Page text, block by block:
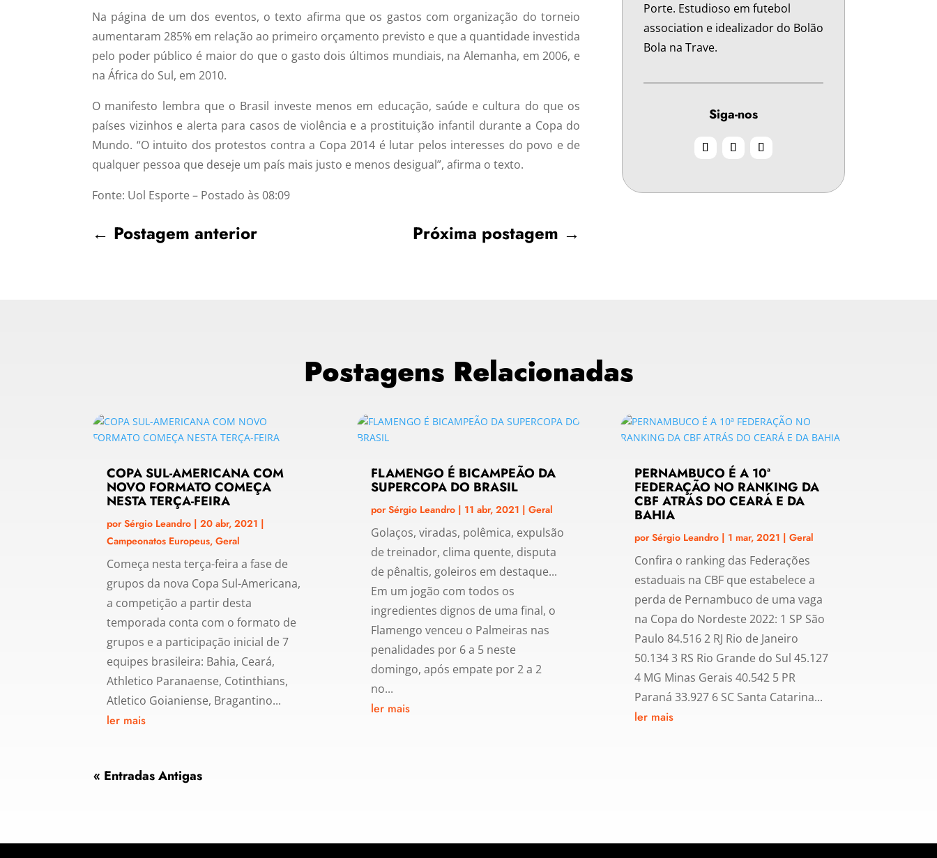
Na página de um dos eventos, o texto afirma que os gastos com organização do torneio
aumentaram 285% em relação ao primeiro orçamento previsto e que a quantidade investida
pelo poder público é maior do que o gasto dois últimos mundiais, na Alemanha, em 2006, e
na África do Sul, em 2010.
O manifesto lembra que o Brasil investe menos em educação, saúde e cultura do que os
países vizinhos e alerta para casos de violência e a prostituição infantil durante a Copa do
Mundo. “O intuito dos protestos contra a Copa 2014 é lutar pelos interesses do povo e de
qualquer pessoa que deseje um país mais justo e menos desigual”, afirma o texto.
Fonte: Uol Esporte – Postado às 08:09
← Postagem anterior Próxima postagem →
Porte. Estudioso em futebol
association e idealizador do Bolão
Bola na Trave.
Siga-nos
Postagens Relacionadas
COPA SUL-AMERICANA COM
NOVO FORMATO COMEÇA
NESTA TERÇA-FEIRA
porSérgio Leandro |20 abr, 2021 |
Campeonatos Europeus,Geral
Começa nesta terça-feira a fase de
grupos da nova Copa Sul-Americana,
a competição a partir desta
temporada conta com o formato de
grupos e a participação inicial de 7
equipes brasileira: Bahia, Ceará,
Athletico Paranaense, Cotinthians,
Atletico Goianiense, Bragantino...
ler mais
FLAMENGO É BICAMPEÃO DA
SUPERCOPA DO BRASIL
porSérgio Leandro| 11 abr, 2021 | Geral
Golaços, viradas, polêmica, expulsão
de treinador, clima quente, disputa
de pênaltis, goleiros em destaque...
Em um jogão com todos os
ingredientes dignos de uma final, o
Flamengo venceu o Palmeiras nas
penalidades por 6 a 5 neste
domingo, após empate por 2 a 2
no...
ler mais
PERNAMBUCO É A 10ª
FEDERAÇÃO NO RANKING DA
CBF ATRÁS DO CEARÁ E DA
BAHIA
porSérgio Leandro| 1 mar, 2021 | Geral
Confira o ranking das Federações
estaduais na CBF que estabelece a
perda de Pernambuco de uma vaga
na Copa do Nordeste 2022: 1 SP São
Paulo 84.516 2 RJ Rio de Janeiro
50.134 3 RS Rio Grande do Sul 45.127
4 MG Minas Gerais 40.542 5 PR
Paraná 33.927 6 SC Santa Catarina...
ler mais
« Entradas Antigas